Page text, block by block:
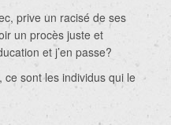
prive un racisé de ses
un procès juste et
et j’en passe?
ce sont les individus qui le